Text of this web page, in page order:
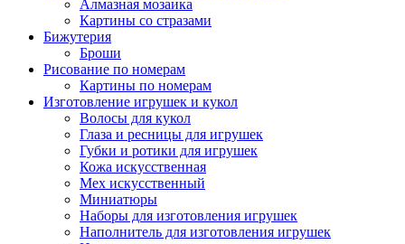
Алмазная мозаика
Картины co стразами
Бижутерия
Броши
Рисование по номерам
Картины по номерам
Изготовление игрушек и кукол
Волосы для кукол
Глаза и ресницы для игрушек
Губки и ротики для игрушек
Кожа искусственная
Мех искусственный
Миниатюры
Наборы для изготовления игрушек
Наполнитель для изготовления игрушек